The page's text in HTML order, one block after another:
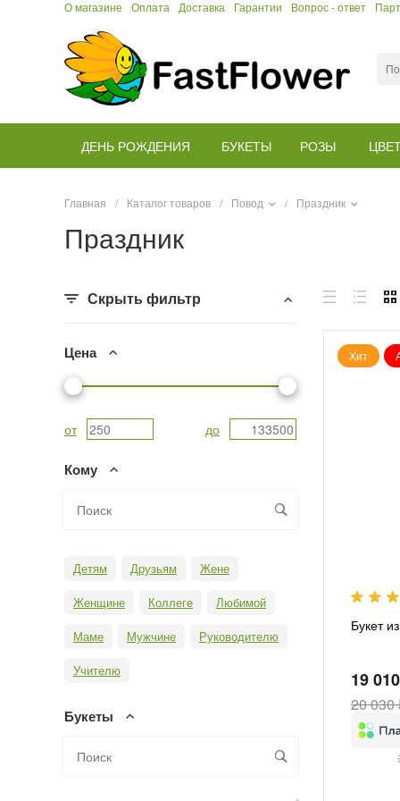
О магазине Оплата Доставка Гарантии Вопрос - ответ
ДЕНЬ РОЖДЕНИЯ БУКЕТЫ РОЗЫ
Главная / Каталог товаров / Повод / Праздник
Праздник
Скрыть фильтр
Цена
от до
Кому
Детям Друзьям
Жене
Женщине
Коллеге
Любимой
Маме
Мужчине
Руководителю
Учителю
Букеты
Хит
Букет
19
20 030